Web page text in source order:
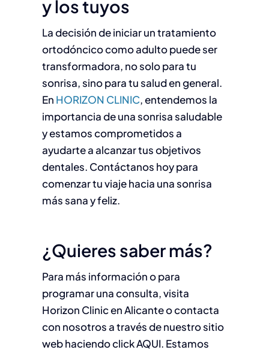
y los tuyos
La decisión de iniciar un tratamiento
ortodóncico como adulto puede ser
transformadora, no solo para tu
sonrisa, sino para tu salud en general.
En HORIZON CLINIC, entendemos la
importancia de una sonrisa saludable
y estamos comprometidos a
ayudarte a alcanzar tus objetivos
dentales. Contáctanos hoy para
comenzar tu viaje hacia una sonrisa
más sana y feliz.
¿Quieres saber más?
Para más información o para
programar una consulta, visita
Horizon Clinic en Alicante o contacta
con nosotros a través de nuestro sitio
web haciendo click AQUI. Estamos